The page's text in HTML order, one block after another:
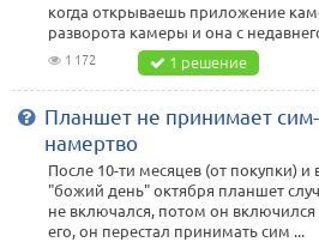
когда открываешь приложение
разворота камеры и она с
1 172 1 решение
Планшет не принимает
намертво
После 10-ти месяцев (от покупки) и
"божий день" октября планшет
не включался, потом он
его, он перестал принимать сим ...